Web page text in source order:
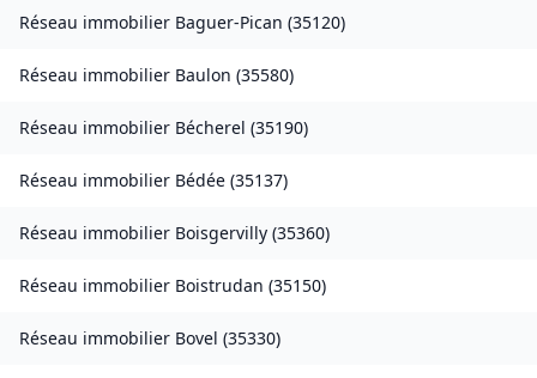
Réseau immobilier Baguer-Pican (35120)
Réseau immobilier Baulon (35580)
Réseau immobilier Bécherel (35190)
Réseau immobilier Bédée (35137)
Réseau immobilier Boisgervilly (35360)
Réseau immobilier Boistrudan (35150)
Réseau immobilier Bovel (35330)